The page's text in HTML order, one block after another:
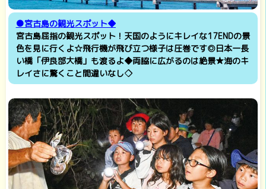
●宮古島の観光スポット◆
宮古島屈指の観光スポット！天国のようにキレイな17ENDの景
色を見に行くよ☆飛行機が飛び立つ様子は圧巻です◎日本一長
い橋「伊良部大橋」も渡るよ◆両脇に広がるのは絶景★海のキ
レイさに驚くこと間違いなし◇